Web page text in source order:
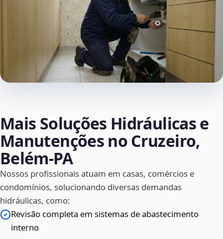
Mais Soluções Hidráulicas e
Manutenções no Cruzeiro,
Belém‑PA
Nossos profissionais atuam em casas, comércios e
condomínios, solucionando diversas demandas
hidráulicas, como:
Revisão completa em sistemas de abastecimento
interno